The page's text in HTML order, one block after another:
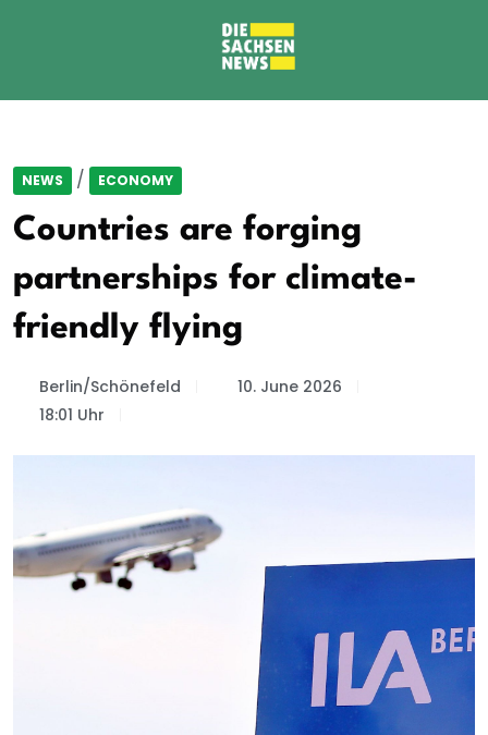
NEWS / ECONOMY
Countries are forging
partnerships for climate-
friendly flying
Berlin/Schönefeld
10. June 2026
18:01 Uhr